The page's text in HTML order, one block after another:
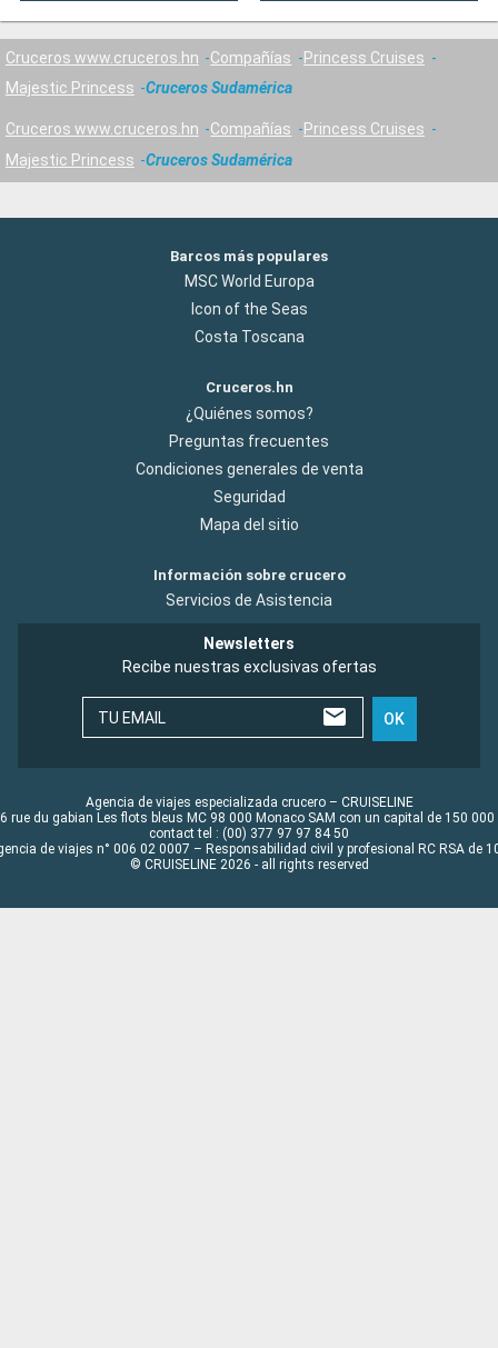
Cruceros www.cruceros.hn Compañías
Princess Cruises
Majestic Princess
Cruceros Sudamérica
Cruceros www.cruceros.hn Compañías
Princess Cruises
Majestic Princess
Cruceros Sudamérica
Barcos más populares
MSC World Europa
Icon of the Seas
Costa Toscana
Cruceros.hn
¿Quiénes somos?
Preguntas frecuentes
Condiciones generales de venta
Seguridad
Mapa del sitio
Información sobre crucero
Servicios de Asistencia
Newsletters
Recibe nuestras exclusivas ofertas
TU EMAIL OK
Agencia de viajes especializada crucero – CRUISELINE
rue du gabian Les flots bleus MC 98 000 Monaco SAM con un capital de 150 000
contact tel : (00) 377 97 97 84 50
de viajes n° 006 02 0007 – Responsabilidad civil y profesional RC RSA de
© CRUISELINE 2026 - all rights reserved